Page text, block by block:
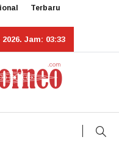
Terbaru
Jam: 03:33